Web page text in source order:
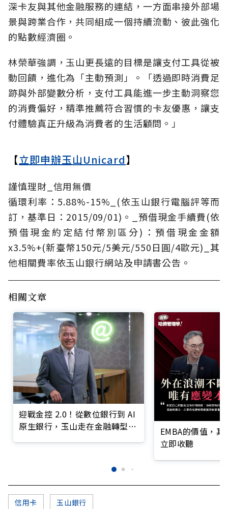
深卡友與其他金融服務的連結，一方面串接外部場
景與跨業合作，共同組成一個持續流動、彼此強化
的點數經濟圈。
林榮華強調，玉山更長遠的目標是讓支付工具從被
動回饋，進化為「主動預測」。「透過即時消費足
跡與外部變數分析，支付工具能進一步主動洞察您
的消費偏好，精準推薦符合習慣的卡友優惠，讓支
付體驗真正升級為消費者的生活顧問。」
【立即申辦玉山Unicard】
謹慎理財_信用無價
循環利率：5.88%-15%_(依玉山銀行電腦評等而
訂，基準日：2015/09/01)。_預借現金手續費(依
預借現金約定結付幣別區分)：預借現金金額
x3.5%+(新臺幣150元/5美元/550日圓/4歐元)_其
他相關費率依玉山銀行網站及申請書公告。
相關文章
迎戰金控 2.0！從數位銀行到 AI
原生銀行，玉山走在金融轉型最
EMBA的價值，
立即收聽
信用卡 玉山銀行